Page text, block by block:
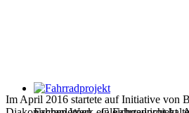
Im April 2016 startete auf Initiative von